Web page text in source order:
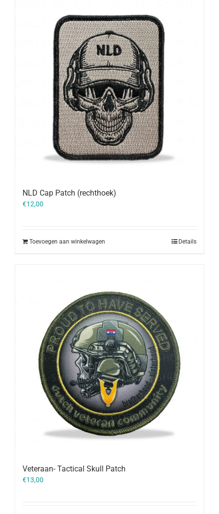
NLD Cap Patch (rechthoek)
€12,00
Toevoegen aan winkelwagen Details
Veteraan- Tactical Skull Patch
€13,00